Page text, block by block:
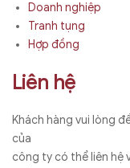
Doanh nghiệp
Tranh tụng
Hợp đồng
Liên hệ
Khách hàng vui lòng
của
công ty có thể liên hệ